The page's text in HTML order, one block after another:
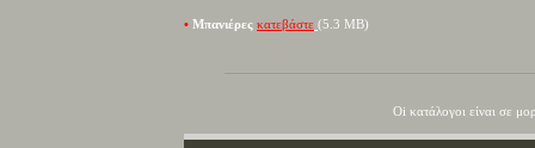
• Mπανιέρες κατεβάστε (5 3 MB)
Οi κατάλογοι είναι σε